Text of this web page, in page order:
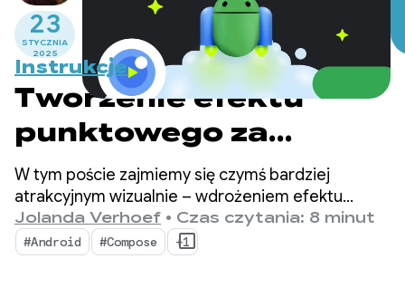
23
STYCZNIA
2025
Instrukcje
Tworzenie efektu
punktowego za
pomocą CameraX
i Jetpack Compose
W tym poście zajmiemy się czymś bardziej
atrakcyjnym wizualnie – wdrożeniem efektu
reflektora na podglądzie z kamery
z wykorzystaniem wykrywania twarzy jako
podstawy efektu.
Jolanda Verhoef • Czas czytania: 8 minut
#Android #Compose +1